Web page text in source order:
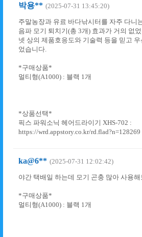
박용** (2025-07-31 13:45:20)
주말농장과 유료 바다낚시터를 자주 다니
음파 모기 퇴치기(총 3개) 효과가 거의 없
넷 상의 제품호응도와 기술력 등을 믿고
었습니다.
*구매상품*
멀티형(A1000) : 블랙 1개
*상품선택*
픽스 파워소닉 헤어드라이기 XHS-702 :
https://wrd.appstory.co.kr/rd.flad?n=128269
ka@6** (2025-07-31 12:02:42)
야간 택배일 하는데 모기 곤충 많아 사용
*구매상품*
멀티형(A1000) : 블랙 1개